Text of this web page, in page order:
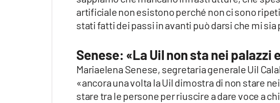
artificiale non esistono perché non ci sono
stati fatti dei passi in avanti può darsi che mi
Senese: «La Uil non sta nei palazzi
Mariaelena Senese, segretaria generale Uil
«ancora una volta la Uil dimostra di non stare
stare tra le persone per riuscire a dare voce a